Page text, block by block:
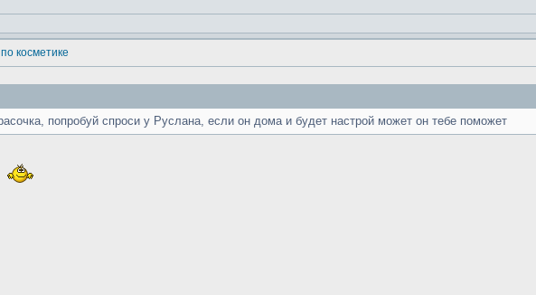
косметике
попробуй спроси у Руслана, если он дома и будет настрой может он тебе поможет